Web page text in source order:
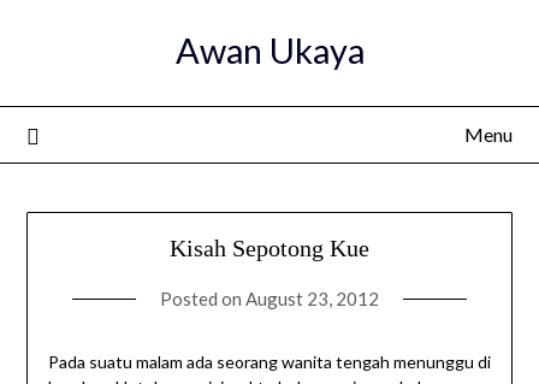
Awan Ukaya
Menu
Kisah Sepotong Kue
Posted on August 23, 2012
Pada suatu malam ada seorang wanita tengah menunggu di